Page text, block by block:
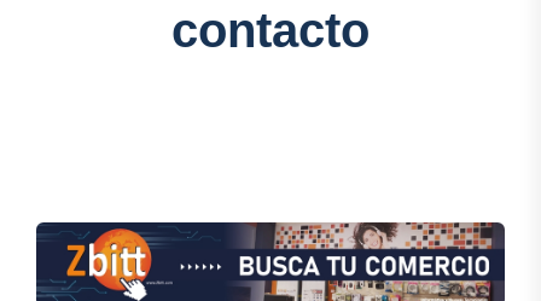
contacto